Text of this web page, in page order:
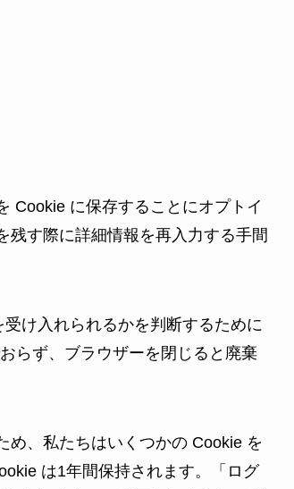
Cookie に保存することにオプトイ
残す際に詳細情報を再入力する手間
け入れられるかを判断するために
らず、ブラウザーを閉じると廃棄
め、私たちはいくつかの Cookie を
は1年間保持されます。「ログ